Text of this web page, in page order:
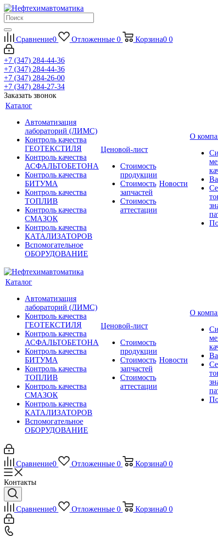
Сравнение0 Отложенные 0 Корзина0 0
+7 (347) 284-44-36
+7 (347) 284-44-36
+7 (347) 284-26-00
+7 (347) 284-27-34
Заказать звонок
Каталог
Автоматизация
лабораторий (ЛИМС)
Контроль качества
ГЕОТЕКСТИЛЯ
Контроль качества
АСФАЛЬТОБЕТОНА
Контроль качества
БИТУМА
Контроль качества
ТОПЛИВ
Контроль качества
СМАЗОК
Контроль качества
КАТАЛИЗАТОРОВ
Вспомогательное
ОБОРУДОВАНИЕ
Ценовой-лист
Стоимость
продукции
Стоимость
запчастей
Стоимость
аттестации
Новости
О
Каталог
Автоматизация
лабораторий (ЛИМС)
Контроль качества
ГЕОТЕКСТИЛЯ
Контроль качества
АСФАЛЬТОБЕТОНА
Контроль качества
БИТУМА
Контроль качества
ТОПЛИВ
Контроль качества
СМАЗОК
Контроль качества
КАТАЛИЗАТОРОВ
Вспомогательное
ОБОРУДОВАНИЕ
Ценовой-лист
Стоимость
продукции
Стоимость
запчастей
Стоимость
аттестации
Новости
О
Сравнение0 Отложенные 0 Корзина0 0
Контакты
Сравнение0 Отложенные 0 Корзина0 0